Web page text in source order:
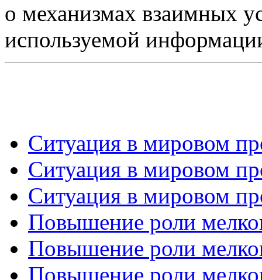
о механизмах взаимных
используемой
Ситуация в мировом
Ситуация в мировом
Ситуация в мировом
Повышение роли
Повышение роли
Повышение роли